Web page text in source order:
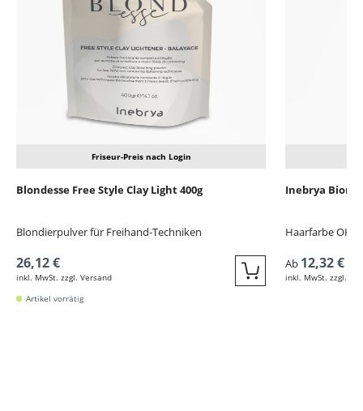
Friseur-Preis nach Login
Blondesse Free Style Clay Light 400g
Blondierpulver für Freihand-Techniken
26,12 €
inkl. MwSt. zzgl. Versand Quickbuy
Artikel vorrätig
Inebrya
Haarfarbe
Ab 12,32 €
inkl. MwSt. zzgl.